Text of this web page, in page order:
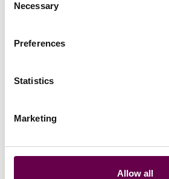
Selection
Necessary
Preferences
Statistics
Marketing
Allow all